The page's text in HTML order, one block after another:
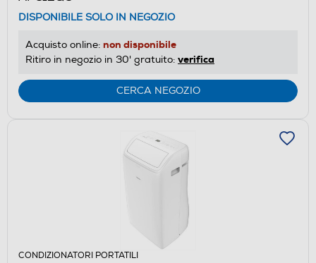
DISPONIBILE SOLO IN NEGOZIO
Acquisto online: non disponibile
Ritiro in negozio in 30' gratuito: verifica
CERCA NEGOZIO
CONDIZIONATORI PORTATILI